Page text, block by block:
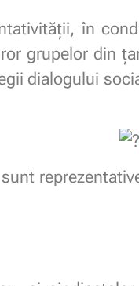
în
grupelor din
dialogului